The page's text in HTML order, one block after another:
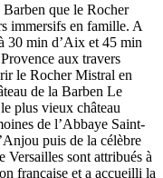
que le Rocher
immersifs en famille. A
30 min d’Aix et 45 min
aux travers
le Rocher Mistral en
de la Barben Le
plus vieux château
de l’Abbaye Saint-
puis de la célèbre
sont attribués à
française et a accueilli la